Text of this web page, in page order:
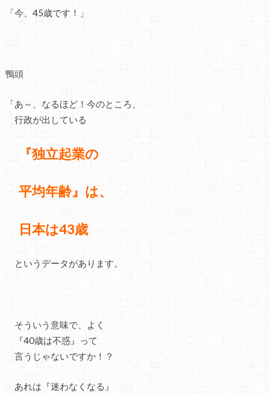
「今、45歳です！」
鴨頭
「あ～、なるほど！今のところ、
行政が出している
『独立起業の
平均年齢』は、
日本は43歳
というデータがあります。
そういう意味で、よく
『40歳は不惑』って
言うじゃないですか！？
あれは『迷わなくなる』